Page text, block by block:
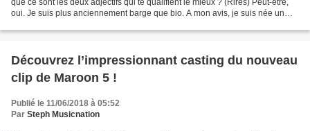
oui. Je suis plus anciennement barge que bio. A mon avis, je suis née un
Découvrez l’impressionnant casting du nouveau
clip de Maroon 5 !
Publié le 11/06/2018 à 05:52
Par Steph Musicnation